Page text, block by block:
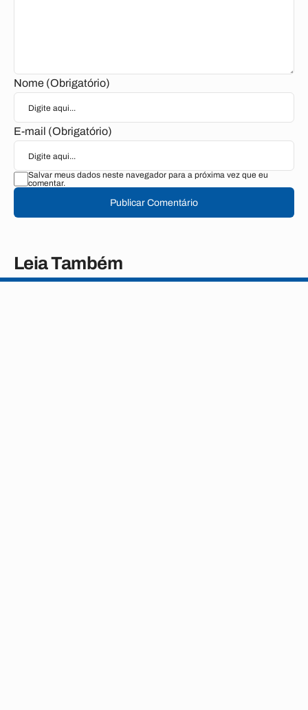
Nome (Obrigatório)
E-mail (Obrigatório)
Salvar meus dados neste navegador para a próxima vez que eu
comentar.
Publicar Comentário
Leia Também